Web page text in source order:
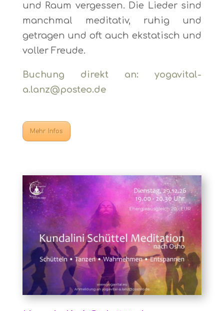
und Raum vergessen. Die Lieder sind
manchmal meditativ, ruhig und
getragen und oft auch ekstatisch und
voller Freude.
Buchung direkt an: yogavital-
a.lanz@posteo.de
Mehr Infos